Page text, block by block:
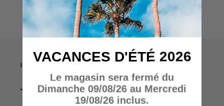
Informations
• A propos de nous
VACANCES D'ÉTÉ 2026
Le magasin sera fermé du
Dimanche 09/08/26 au Mercredi
19/08/26 inclus.